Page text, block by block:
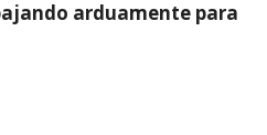
arduamente para